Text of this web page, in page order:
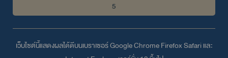
5
เว็บไซต์นี้แสดงผลได้ดีบนเบราเซอร์Google ChromeFirefoxSafariและ